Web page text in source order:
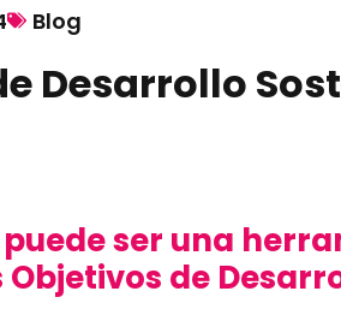
Blog
Desarrollo
ser una
de